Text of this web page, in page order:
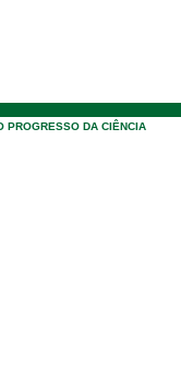
PROGRESSO DA CIÊNCIA